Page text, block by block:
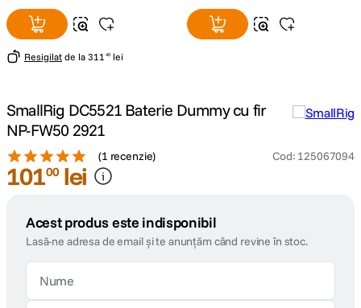
Resigilat de la 311 40 lei
SmallRig DC5521 Baterie Dummy cu fir
NP-FW50 2921
(1 recenzie) Cod: 125067094
10100 lei
Acest produs este indisponibil
Lasă-ne adresa de email și te anunțăm când revine în stoc.